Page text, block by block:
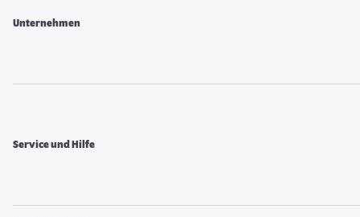
Unternehmen
Service und Hilfe